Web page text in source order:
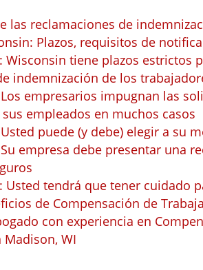
las reclamaciones de
Plazos, requisitos de
Wisconsin tiene plazos estrictos
indemnización de los
empresarios impugnan las
empleados en muchos casos
puede (y debe) elegir a su
empresa debe presentar una
Usted tendrá que tener cuidado
de Compensación de
con experiencia en
WI